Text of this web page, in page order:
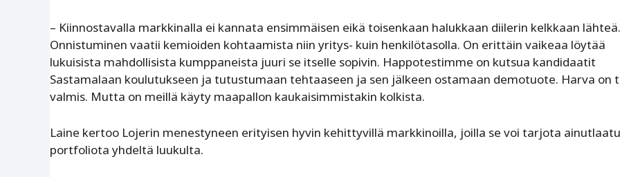
– Kiinnostavalla markkinalla ei kannata ensimmäisen eikä toisenkaan halukkaan diilerin kelkkaan lähteä.
Onnistuminen vaatii kemioiden kohtaamista niin yritys- kuin henkilötasolla. On erittäin vaikeaa löytää
lukuisista mahdollisista kumppaneista juuri se itselle sopivin. Happotestimme on kutsua kandidaatit
Sastamalaan koulutukseen ja tutustumaan tehtaaseen ja sen jälkeen ostamaan demotuote. Harva on
valmis. Mutta on meillä käyty maapallon kaukaisimmistakin kolkista.
Laine kertoo Lojerin menestyneen erityisen hyvin kehittyvillä markkinoilla, joilla se voi tarjota
portfoliota yhdeltä luukulta.